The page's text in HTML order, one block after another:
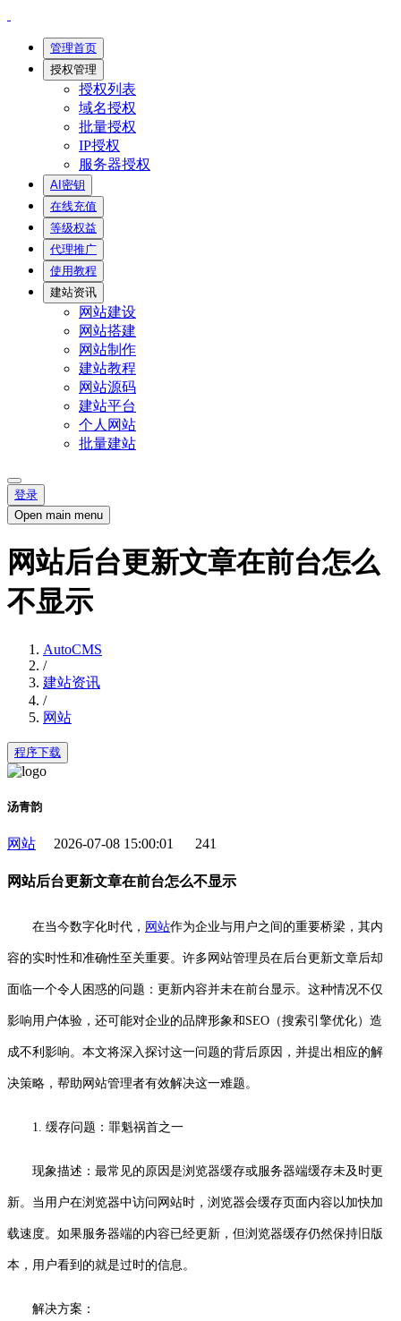
管理首页
授权管理
授权列表
域名授权
批量授权
IP授权
服务器授权
AI密钥
在线充值
等级权益
代理推广
使用教程
建站资讯
网站建设
网站搭建
网站制作
建站教程
网站源码
建站平台
个人网站
批量建站
登录
Open main menu
网站后台更新文章在前台怎么
不显示
AutoCMS
/
建站资讯
/
网站
程序下载
汤青韵
网站 2026-07-08 15:00:01 241
网站后台更新文章在前台怎么不显示
在当今数字化时代， 网站作为企业与用户之间的重要桥梁，其内
容的实时性和准确性至关重要。许多网站管理员在后台更新文章后却
面临一个令人困惑的问题：更新内容并未在前台显示。这种情况不仅
影响用户体验，还可能对企业的品牌形象和SEO（搜索引擎优化）造
成不利影响。本文将深入探讨这一问题的背后原因，并提出相应的解
决策略，帮助网站管理者有效解决这一难题。
1. 缓存问题：罪魁祸首之一
现象描述：最常见的原因是浏览器缓存或服务器端缓存未及时更
新。当用户在浏览器中访问网站时，浏览器会缓存页面内容以加快加
载速度。如果服务器端的内容已经更新，但浏览器缓存仍然保持旧版
本，用户看到的就是过时的信息。
解决方案：